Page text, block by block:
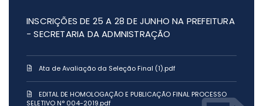
INSCRIÇÕES DE 25 A 28 DE JUNHO NA PREFEITURA
- SECRETARIA DA ADMNISTRAÇÃO
Ata de Avaliação da Seleção Final (1).pdf
EDITAL DE HOMOLOGAÇÃO E PUBLICAÇÃO FINAL PROCESSO
SELETIVO N° 004-2019.pdf